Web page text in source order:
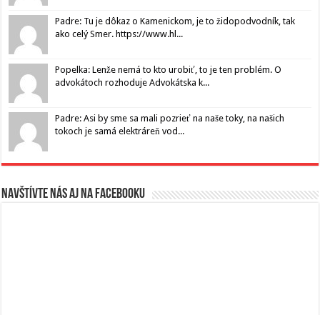
Padre: Tu je dôkaz o Kamenickom, je to židopodvodník, tak
ako celý Smer. https://www.hl...
Popelka: Lenže nemá to kto urobiť, to je ten problém. O
advokátoch rozhoduje Advokátska k...
Padre: Asi by sme sa mali pozrieť na naše toky, na našich
tokoch je samá elektráreň vod...
Navštívte nás aj na Facebooku